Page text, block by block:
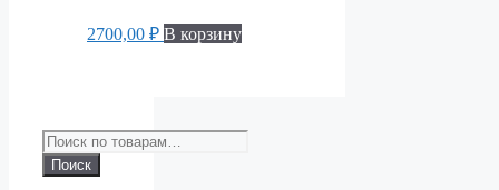
2700,00 ₽ В корзину
Искать:
Поиск